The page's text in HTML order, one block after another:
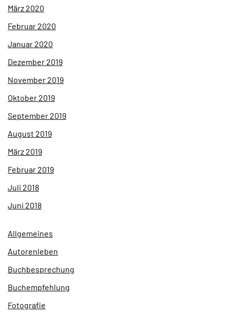
März 2020
Februar 2020
Januar 2020
Dezember 2019
November 2019
Oktober 2019
September 2019
August 2019
März 2019
Februar 2019
Juli 2018
Juni 2018
Allgemeines
Autorenleben
Buchbesprechung
Buchempfehlung
Fotografie